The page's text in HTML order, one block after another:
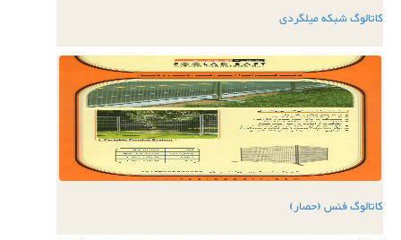
کاتالوگ شبکه میلگردی
کاتالوگ فنس (حصار)